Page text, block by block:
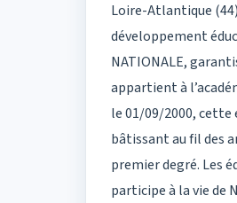
Loire-Atlantique
développement
NATIONALE,
appartient à
le 01/09/2000, cette
bâtissant au fil des
premier degré. Les
participe à la vie de